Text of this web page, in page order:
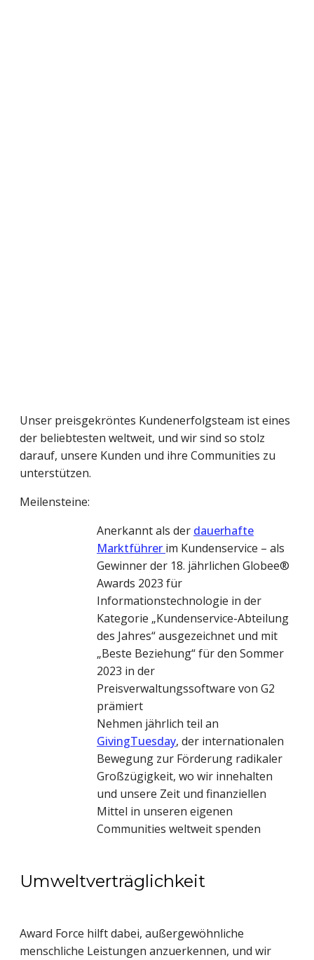
Unser preisgekröntes Kundenerfolgsteam ist eines
der beliebtesten weltweit, und wir sind so stolz
darauf, unsere Kunden und ihre Communities zu
unterstützen.
Meilensteine:
Anerkannt als der dauerhafte
Marktführer im Kundenservice – als
Gewinner der 18. jährlichen Globee®
Awards 2023 für
Informationstechnologie in der
Kategorie „Kundenservice-Abteilung
des Jahres“ ausgezeichnet und mit
„Beste Beziehung“ für den Sommer
2023 in der
Preisverwaltungssoftware von G2
prämiert
Nehmen jährlich teil an
GivingTuesday, der internationalen
Bewegung zur Förderung radikaler
Großzügigkeit, wo wir innehalten
und unsere Zeit und finanziellen
Mittel in unseren eigenen
Communities weltweit spenden
Umweltverträglichkeit
Award Force hilft dabei, außergewöhnliche
menschliche Leistungen anzuerkennen, und wir